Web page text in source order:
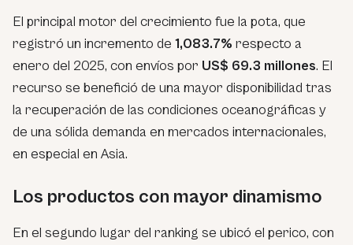
El principal motor del crecimiento fue la pota, que
registró un incremento de 1,083.7% respecto a
enero del 2025, con envíos por US$ 69.3 millones. El
recurso se benefició de una mayor disponibilidad tras
la recuperación de las condiciones oceanográficas y
de una sólida demanda en mercados internacionales,
en especial en Asia.
Los productos con mayor dinamismo
En el segundo lugar del ranking se ubicó el perico, con